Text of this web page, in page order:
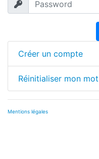
Créer un compte
Réinitialiser mon
Mentions légales